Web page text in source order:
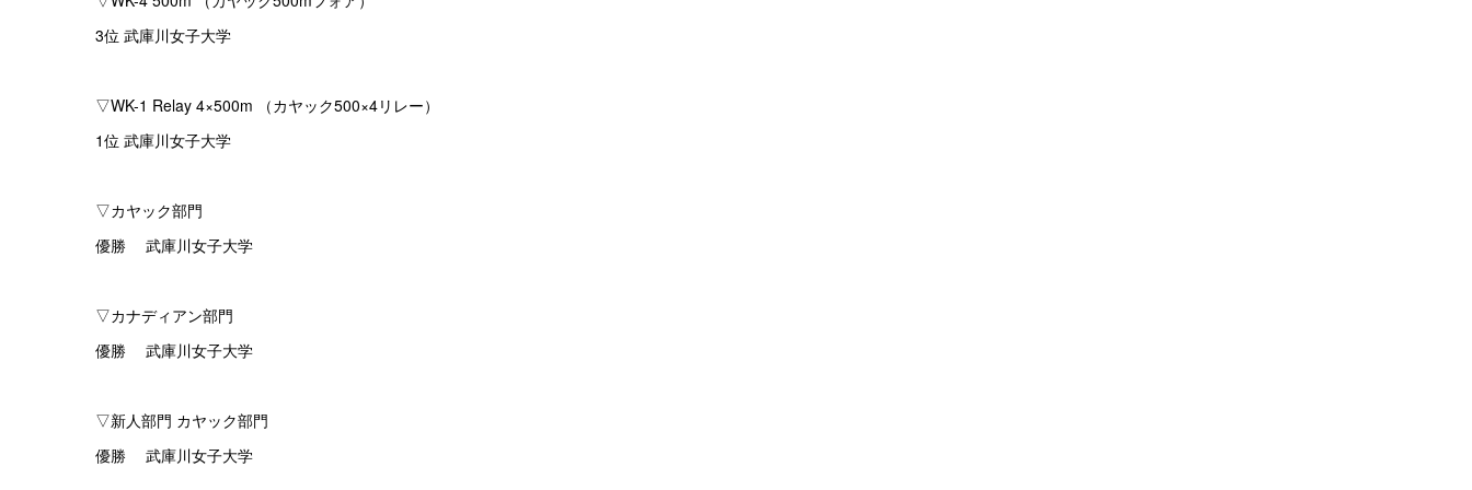
3位 武庫川女子大学
▽WK-1 Relay 4×500m （カヤック500×4リレー）
1位 武庫川女子大学
▽カヤック部門
優勝 武庫川女子大学
▽カナディアン部門
優勝 武庫川女子大学
▽新人部門 カヤック部門
優勝 武庫川女子大学